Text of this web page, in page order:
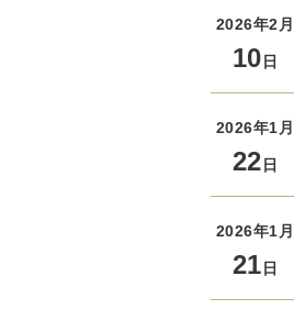
2026年2月
10 日
2026年1月
22 日
2026年1月
21 日